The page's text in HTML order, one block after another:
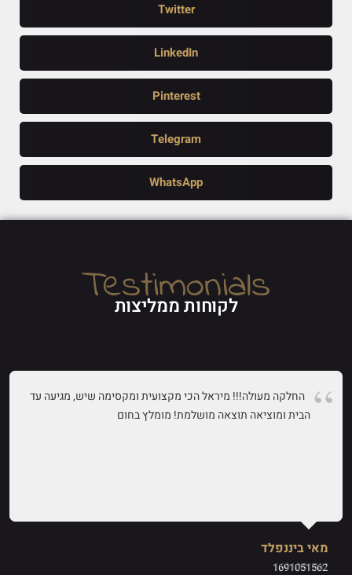
Twitter
LinkedIn
Pinterest
Telegram
WhatsApp
Testimonials
לקוחות ממליצות
החלקה מעולה!!! מיראל הכי מקצועית ומקסימה שיש, מגיעה עד
הבית ומוציאה תוצאה מושלמת! מומלץ בחום
מאי ביננפלד
1691051562